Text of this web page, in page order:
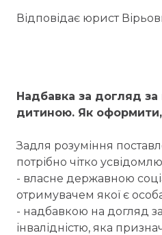
Відповідає юрист
Надбавка за догляд
дитиною. Як
Задля розуміння
потрібно чітко
- власне державною
отримувачем якої є
- надбавкою на догляд
інвалідністю, яка